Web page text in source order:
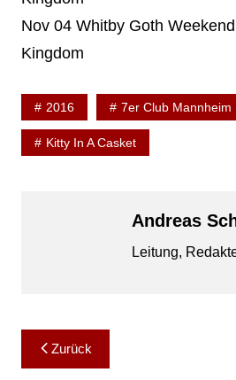
Nov 04 Whitby Goth
Kingdom
2016 7er Club Mannheim
Kitty In A Casket
Andreas
Leitung,
Beitragsnavigation
Zurück